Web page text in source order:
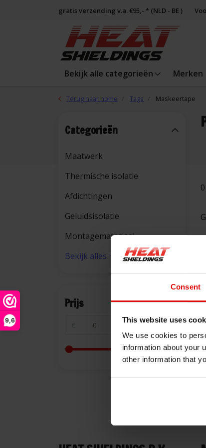
9,6
Consent
This website uses
We use cookies to
information about your
other information that
gratis verzending v.a. €95,- * (NLD - BE )
Bekijk alle categorieën Merken
Terug naar home Tags Maskeertape
Categorieën
Maatwerk
Thermische isolatie
Afdichtingen
Geluidsisolatie
Montagemateriaal
Bekijk alles
Prijs
€